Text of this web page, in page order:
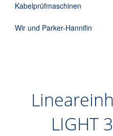
Kabelprüfmaschinen
Wir und Parker-Hannifin
LIGHT